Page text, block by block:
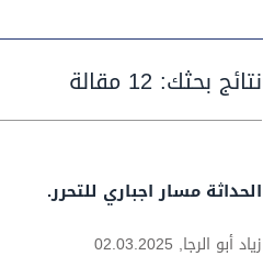
نتائج بحثك: 12 مقالة
الحداثة مسار اجباري للتحرر.
زياد أبو الرجا, 02.03.2025